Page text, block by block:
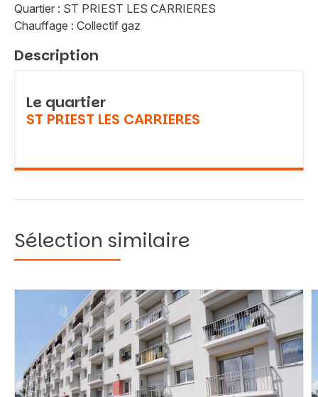
Quartier : ST PRIEST LES CARRIERES
Chauffage : Collectif gaz
Description
Le quartier
ST PRIEST LES CARRIERES
Sélection similaire